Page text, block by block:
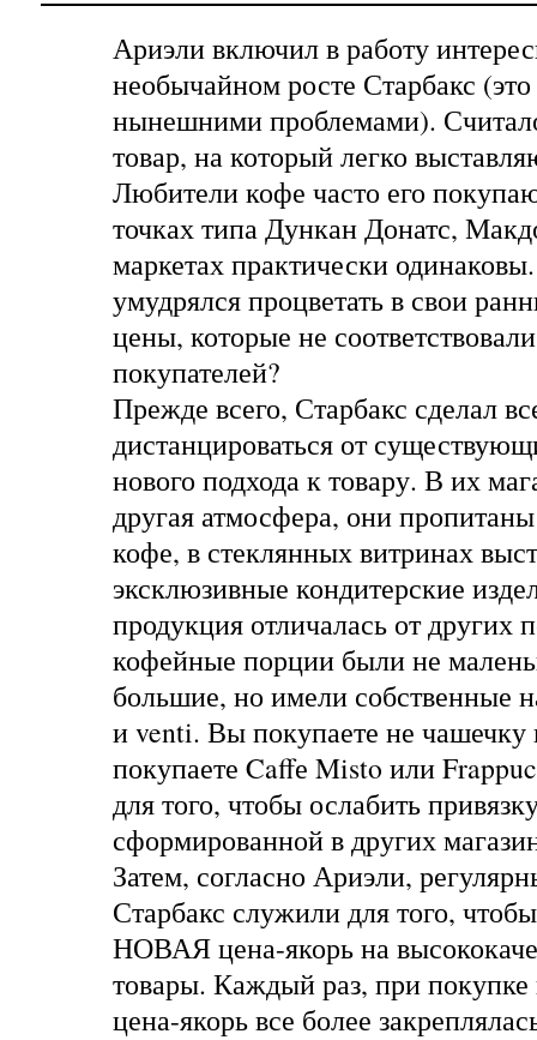
Ариэли включил в работу
необычайном росте Старбакс
нынешними проблемами).
товар, на который легко
Любители кофе часто его
точках типа Дункан Донатс,
маркетах практически
умудрялся процветать в свои
цены, которые не
покупателей?
Прежде всего, Старбакс сделал
дистанцироваться от
нового подхода к товару. В их
другая атмосфера, они
кофе, в стеклянных витринах
эксклюзивные кондитерские
продукция отличалась от других
кофейные порции были не
большие, но имели собственные
и venti. Вы покупаете не
покупаете Caffе Misto или
для того, чтобы ослабить
сформированной в других
Затем, согласно Ариэли,
Старбакс служили для того,
НОВАЯ цена-якорь на
товары. Каждый раз, при покупке
цена-якорь все более